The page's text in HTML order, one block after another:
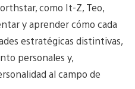
como It-Z, Teo,
y aprender cómo cada
estratégicas distintivas,
personales y,
al campo de